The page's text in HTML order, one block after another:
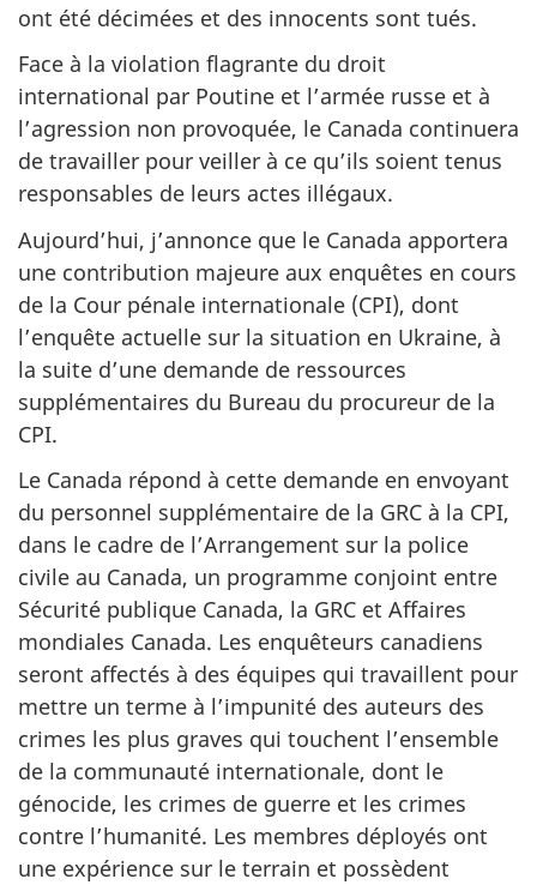
ont été décimées et des innocents sont tués.
Face à la violation flagrante du droit
international par Poutine et l’armée russe et à
l’agression non provoquée, le Canada continuera
de travailler pour veiller à ce qu’ils soient tenus
responsables de leurs actes illégaux.
Aujourd’hui, j’annonce que le Canada apportera
une contribution majeure aux enquêtes en cours
de la Cour pénale internationale (CPI), dont
l’enquête actuelle sur la situation en Ukraine, à
la suite d’une demande de ressources
supplémentaires du Bureau du procureur de la
CPI.
Le Canada répond à cette demande en envoyant
du personnel supplémentaire de la GRC à la CPI,
dans le cadre de l’Arrangement sur la police
civile au Canada, un programme conjoint entre
Sécurité publique Canada, la GRC et Affaires
mondiales Canada. Les enquêteurs canadiens
seront affectés à des équipes qui travaillent pour
mettre un terme à l’impunité des auteurs des
crimes les plus graves qui touchent l’ensemble
de la communauté internationale, dont le
génocide, les crimes de guerre et les crimes
contre l’humanité. Les membres déployés ont
une expérience sur le terrain et possèdent